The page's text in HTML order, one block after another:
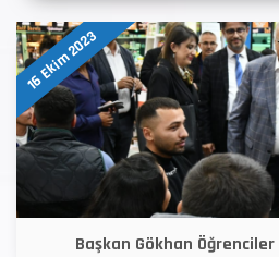
16 Ekim 2023
Başkan Gökhan